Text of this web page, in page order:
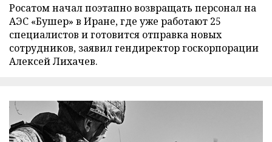
Росатом начал поэтапно возвращать персонал на
АЭС «Бушер» в Иране, где уже работают 25
специалистов и готовится отправка новых
сотрудников, заявил гендиректор госкорпорации
Алексей Лихачев.